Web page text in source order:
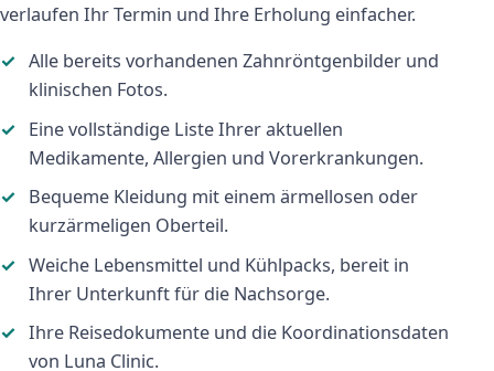
verlaufen Ihr Termin und Ihre Erholung einfacher.
Alle bereits vorhandenen Zahnröntgenbilder und
klinischen Fotos.
Eine vollständige Liste Ihrer aktuellen
Medikamente, Allergien und Vorerkrankungen.
Bequeme Kleidung mit einem ärmellosen oder
kurzärmeligen Oberteil.
Weiche Lebensmittel und Kühlpacks, bereit in
Ihrer Unterkunft für die Nachsorge.
Ihre Reisedokumente und die Koordinationsdaten
von Luna Clinic.